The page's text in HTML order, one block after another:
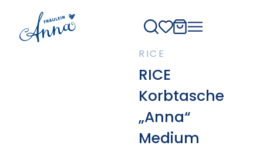
RICE
RICE
Korbtasche
„Anna“
Medium